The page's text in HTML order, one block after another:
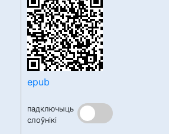
epub
падключыць
слоўнікі